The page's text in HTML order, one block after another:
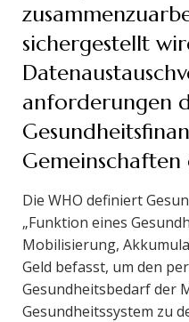
sichergestellt
anforderungen
Gemeinschaften
Die WHO definiert
„Funktion eines
Mobilisierung,
Geld befasst, um den
Gesundheitsbedarf der
Gesundheitssystem zu